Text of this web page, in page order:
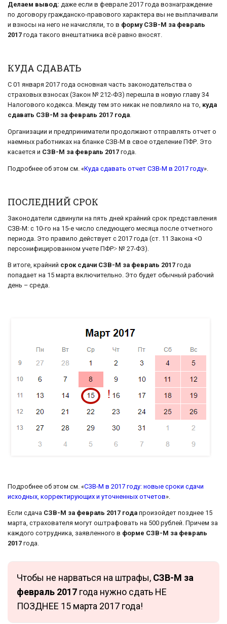
Делаем вывод: даже если в феврале 2017 года вознаграждение
по договору гражданско-правового характера вы не выплачивали
и взносы на него не начисляли, то в форму СЗВ-М за февраль
2017 года такого внештатника всё равно вносят.
КУДА СДАВАТЬ
С 01 января 2017 года основная часть законодательства о
страховых взносах (Закон № 212-ФЗ) перешла в новую главу 34
Налогового кодекса. Между тем это никак не повлияло на то, куда
сдавать СЗВ-М за февраль 2017 года.
Организации и предприниматели продолжают отправлять отчет о
наемных работниках на бланке СЗВ-М в свое отделение ПФР. Это
касается и СЗВ-М за февраль 2017 года.
Подробнее об этом см. «Куда сдавать отчет СЗВ-М в 2017 году».
ПОСЛЕДНИЙ СРОК
Законодатели сдвинули на пять дней крайний срок представления
СЗВ-М: с 10-го на 15-е число следующего месяца после отчетного
периода. Это правило действует с 2017 года (ст. 11 Закона <О
персонифицированном учете ПФР˃ № 27-ФЗ).
В итоге, крайний срок сдачи СЗВ-М за февраль 2017 года
попадает на 15 марта включительно. Это будет обычный рабочий
день – среда.
Подробнее об этом см. «СЗВ-М в 2017 году: новые сроки сдачи
исходных, корректирующих и уточненных отчетов».
Если сдача СЗВ-М за февраль 2017 года произойдет позднее 15
марта, страхователя могут оштрафовать на 500 рублей. Причем за
каждого сотрудника, заявленного в форме СЗВ-М за февраль
2017 года.
Чтобы не нарваться на штрафы, СЗВ-М за
февраль 2017 года нужно сдать НЕ
ПОЗДНЕЕ 15 марта 2017 года!